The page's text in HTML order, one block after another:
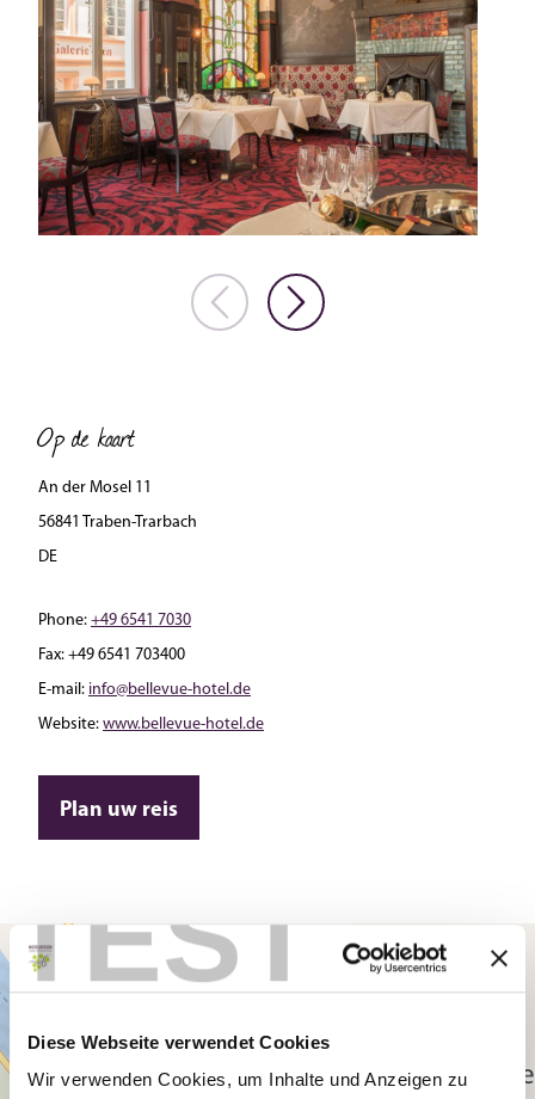
TEST
Diese Webseite verwendet Cookies
Wir verwenden Cookies, um Inhalte und Anzeigen zu
Op de kaart
An der Mosel 11
56841 Traben-Trarbach
DE
Phone: +49 6541 7030
Fax: +49 6541 703400
E-mail: info@bellevue-hotel.de
Website: www.bellevue-hotel.de
Plan uw reis